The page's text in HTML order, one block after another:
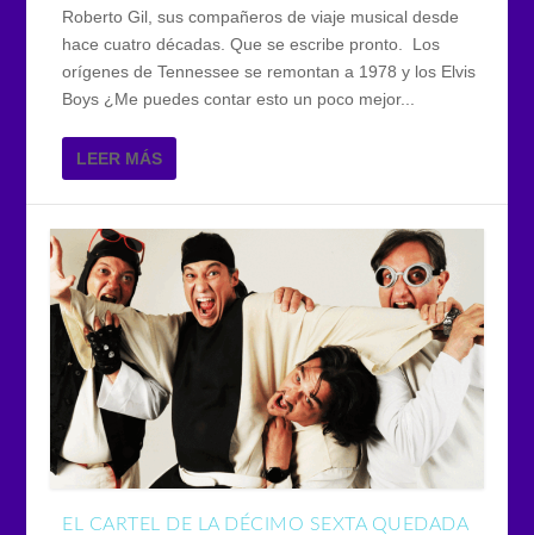
Roberto Gil, sus compañeros de viaje musical desde
hace cuatro décadas. Que se escribe pronto. Los
orígenes de Tennessee se remontan a 1978 y los Elvis
Boys ¿Me puedes contar esto un poco mejor...
LEER MÁS
EL CARTEL DE LA DÉCIMO SEXTA QUEDADA